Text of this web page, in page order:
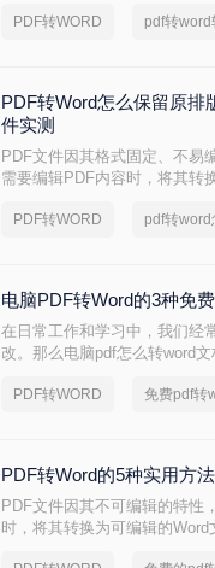
流动、自动换行。
PDF转WORD pdf转word
PDF转Word怎么保留原排
件实测
PDF文件因其格式固定、不易
需要编辑PDF内容时，将其转
PDF转Word时尽可能保留原排
PDF转WORD pdf转word
电脑PDF转Word的3种免
在日常工作和学习中，我们经
改。那么电脑pdf怎么转word
PDF转WORD 免费pdf转
PDF转Word的5种实用方
PDF文件因其不可编辑的特性
时，将其转换为可编辑的